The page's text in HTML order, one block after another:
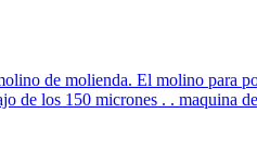
de molienda. El molino para
de los 150 micrones . . maquina